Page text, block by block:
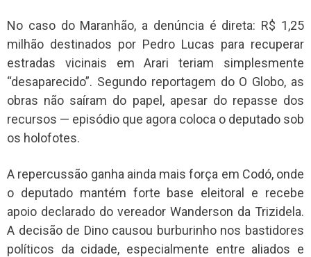
No caso do Maranhão, a denúncia é direta: R$ 1,25
milhão destinados por Pedro Lucas para recuperar
estradas vicinais em Arari teriam simplesmente
“desaparecido”. Segundo reportagem do O Globo, as
obras não saíram do papel, apesar do repasse dos
recursos — episódio que agora coloca o deputado sob
os holofotes.
A repercussão ganha ainda mais força em Codó, onde
o deputado mantém forte base eleitoral e recebe
apoio declarado do vereador Wanderson da Trizidela.
A decisão de Dino causou burburinho nos bastidores
políticos da cidade, especialmente entre aliados e